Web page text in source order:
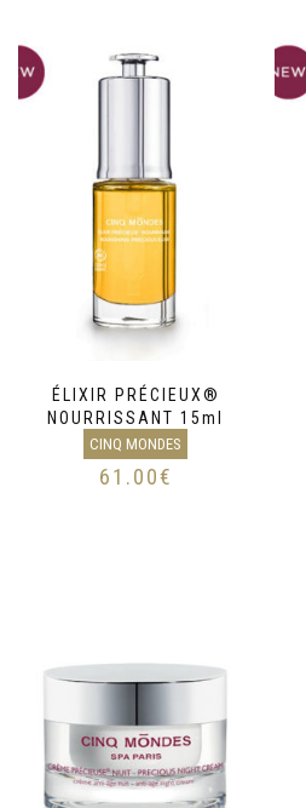
ÉLIXIR PRÉCIEUX®
NOURRISSANT 15ml
CINQ MONDES
61.00€